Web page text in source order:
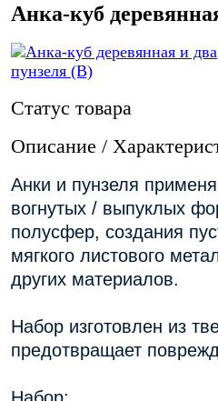
Анка-куб
Статус товара
Описание /
Анки и пунзеля
вогнутых / выпуклых
полусфер, создания
мягкого листового
других материалов.
Набор изготовлен из
предотвращает